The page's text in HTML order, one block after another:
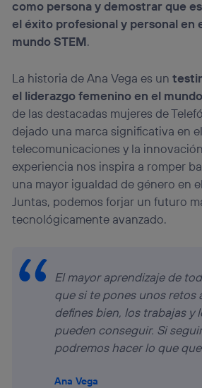
como persona y demostrar que
el éxito profesional y personal en
mundo STEM.
La historia de Ana Vega es un
el liderazgo femenino en el
de las destacadas mujeres de
dejado una marca significativa en
telecomunicaciones y la
experiencia nos inspira a romper
una mayor igualdad de género en
Juntas, podemos forjar un futuro
tecnológicamente avanzado.
El mayor aprendizaje de
que si te pones unos retos
defines bien, los trabajas y
pueden conseguir. Si
podremos hacer lo que
Ana Vega